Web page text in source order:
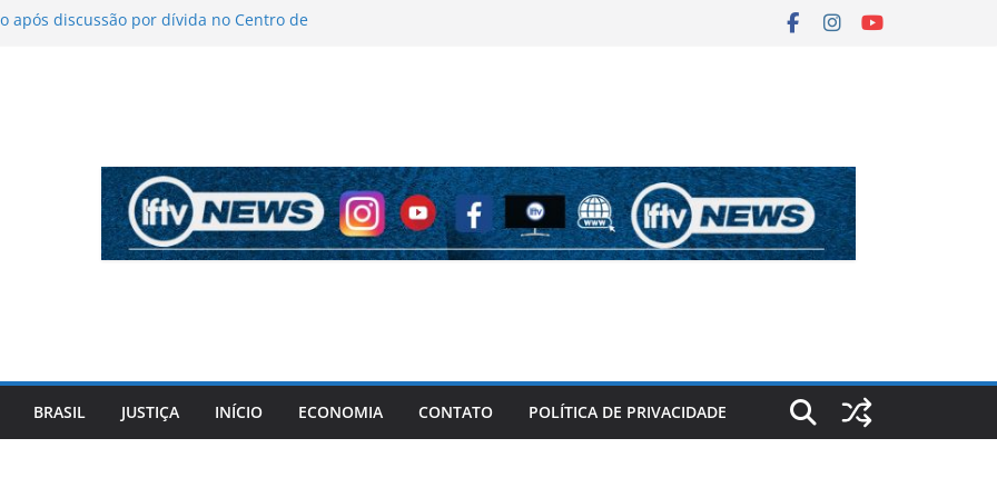
após discussão por dívida no Centro de
a tiros após criminosos invadirem
BRASIL JUSTIÇA INÍCIO ECONOMIA CONTATO POLÍTICA DE PRIVACIDADE